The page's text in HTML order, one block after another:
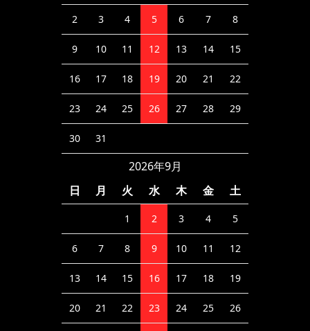
2 3 4 5 6 7 8
9 10 11 12 13 14 15
16 17 18 19 20 21 22
23 24 25 26 27 28 29
30 31
2026年9月
日
月 火 水 木 金 土
1 2 3 4 5
6 7 8 9 10 11 12
13 14 15 16 17 18 19
20 21 22 23 24 25 26